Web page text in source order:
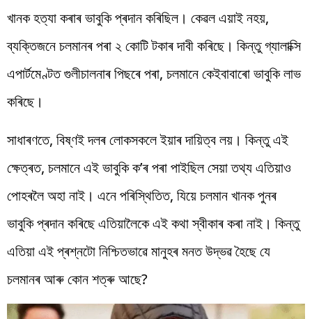
খানক হত্যা কৰাৰ ভাবুকি প্ৰদান কৰিছিল। কেৱল এয়াই নহয়,
ব্যক্তিজনে চলমানৰ পৰা ২ কোটি টকাৰ দাবী কৰিছে। কিন্তু গ্যালাক্সি
এপাৰ্টমেণ্টত গুলীচালনাৰ পিছৰে পৰা, চলমানে কেইবাবাৰো ভাবুকি লাভ
কৰিছে।
সাধাৰণতে, বিষ্ণই দলৰ লোকসকলে ইয়াৰ দায়িত্ব লয়। কিন্তু এই
ক্ষেত্ৰত, চলমানে এই ভাবুকি ক’ৰ পৰা পাইছিল সেয়া তথ্য এতিয়াও
পোহৰলৈ অহা নাই। এনে পৰিস্থিতিত, যিয়ে চলমান খানক পুনৰ
ভাবুকি প্ৰদান কৰিছে এতিয়ালৈকে এই কথা স্বীকাৰ কৰা নাই। কিন্তু
এতিয়া এই প্ৰশ্নটো নিশ্চিতভাৱে মানুহৰ মনত উদ্ভৱ হৈছে যে
চলমানৰ আৰু কোন শত্ৰু আছে?